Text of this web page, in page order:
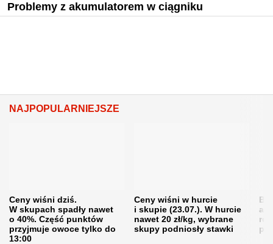
Problemy z akumulatorem w ciągniku
NAJPOPULARNIEJSZE
Ceny wiśni dziś.
W skupach spadły nawet
o 40%. Część punktów
przyjmuje owoce tylko do
13:00
Ceny wiśni w hurcie
i skupie (23.07.). W hurcie
nawet 20 zł/kg, wybrane
skupy podniosły stawki